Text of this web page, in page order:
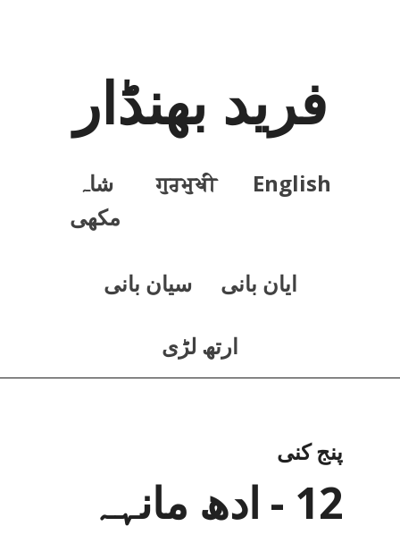
فرید بھنڈار
English
ਗੁਰਮੁਖੀ
شاہ
مکھی
ايان بانی سيان بانی
ارتھ لڑی
پنج کنی
12 - ادھ مانہہ